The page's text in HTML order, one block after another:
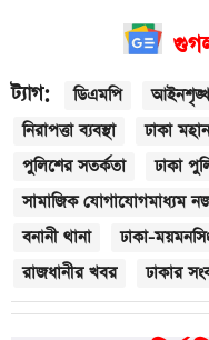
ট্যাগ: ডিএমপি
নিরাপত্তা ব্যবস্থা
ঢাকা
পুলিশের সতর্কতা
ঢাকা
সামাজিক যোগাযোগমাধ্যম
বনানী থানা
ঢাকা-
রাজধানীর খবর
ঢাকার